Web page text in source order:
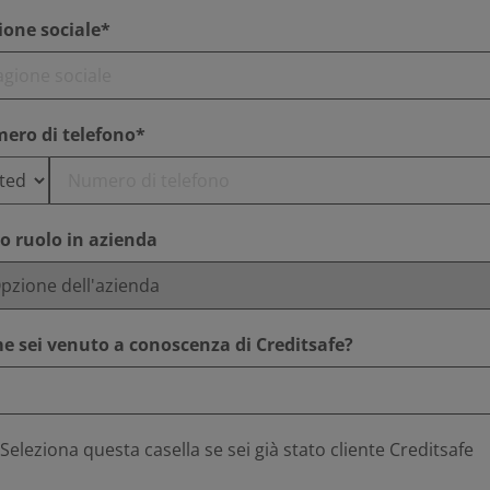
sociale*
di telefono*
ruolo in azienda
sei venuto a conoscenza di Creditsafe?
Seleziona questa casella se sei già stato cliente Creditsafe